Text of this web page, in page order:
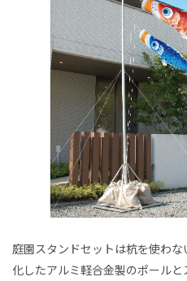
庭園スタンドセットは杭を使わ
化したアルミ軽合金製のポール